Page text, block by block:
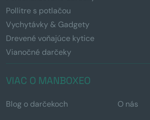
Pollitre s potlačou
Vychytávky & Gadgety
Drevené voňajúce kytice
Vianočné darčeky
VIAC O MANBOXEO
Blog o darčekoch O nás